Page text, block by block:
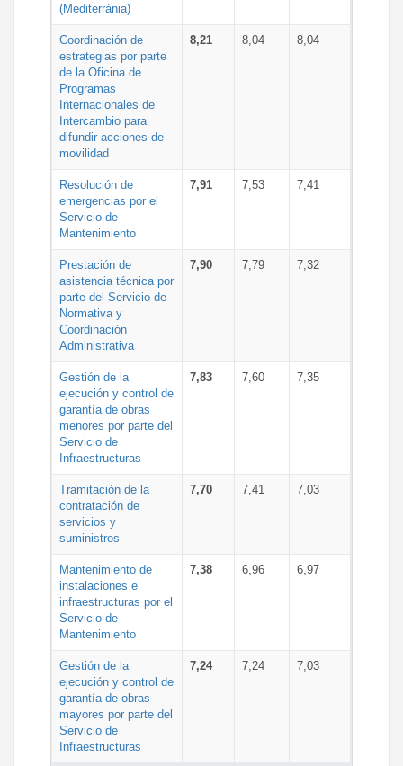
(Mediterrània)
Coordinación de
estrategias por parte
de la Oficina de
Programas
Internacionales de
Intercambio para
difundir acciones de
movilidad
8,21 8,04 8,04
Resolución de
emergencias por el
Servicio de
Mantenimiento
7,91 7,53 7,41
Prestación de
asistencia técnica por
parte del Servicio de
Normativa y
Coordinación
Administrativa
7,90 7,79 7,32
Gestión de la
ejecución y control de
garantía de obras
menores por parte del
Servicio de
Infraestructuras
7,83 7,60 7,35
Tramitación de la
contratación de
servicios y
suministros
7,70 7,41 7,03
Mantenimiento de
instalaciones e
infraestructuras por el
Servicio de
Mantenimiento
7,38 6,96 6,97
Gestión de la
ejecución y control de
garantía de obras
mayores por parte del
Servicio de
Infraestructuras
7,24 7,24 7,03